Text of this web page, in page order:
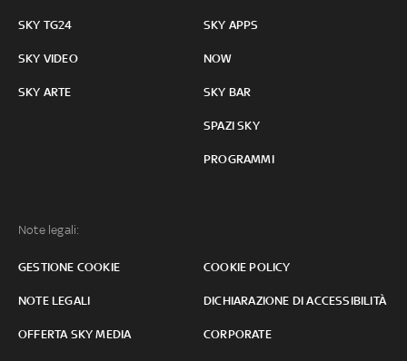
SKY TG24
SKY VIDEO
SKY ARTE
SKY APPS
NOW
SKY BAR
SPAZI SKY
PROGRAMMI
Note legali:
GESTIONE COOKIE COOKIE POLICY
NOTE LEGALI DICHIARAZIONE DI ACCESSIBILITÀ
OFFERTA SKY MEDIA CORPORATE